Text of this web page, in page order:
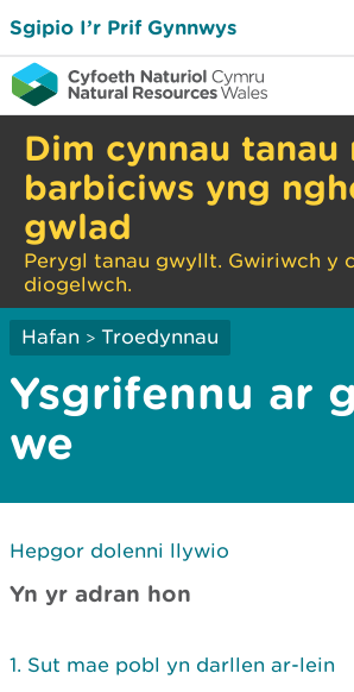
Sgipio I’r Prif Gynnwys
Dim cynnau tanau
barbiciws yng
gwlad
Perygl tanau gwyllt. Gwiriwch y
diogelwch.
Hafan > Troedynnau
Ysgrifennu ar
we
Hepgor dolenni llywio
Yn yr adran hon
Sut mae pobl yn darllen ar-lein